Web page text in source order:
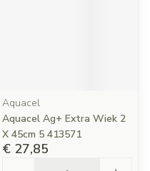
Aquacel
Aquacel Ag+ Extra Wiek 2
X 45cm 5 413571
€ 27,85